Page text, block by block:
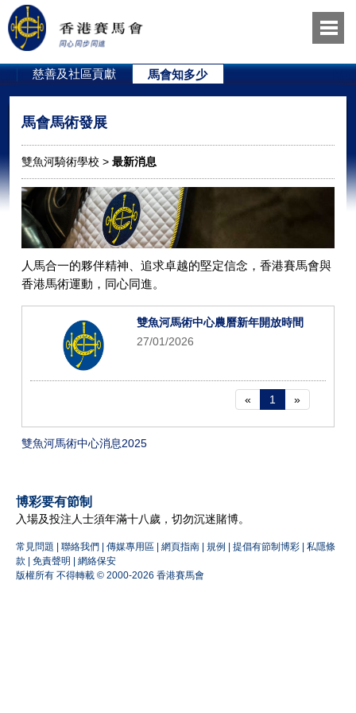
慈善及社區貢獻 馬會知多少
馬會馬術發展
雙魚河騎術學校 >最新消息
人馬合一的夥伴精神、追求卓越的堅定信念，香港賽馬會與
香港馬術運動，同心同進。
雙魚河馬術中心農曆新年開放時間
27/01/2026
« 1 »
雙魚河馬術中心消息2025
博彩要有節制
入場及投注人士須年滿十八歲，切勿沉迷賭博。
常見問題 | 聯絡我們 | 傳媒專用區 | 網頁指南 | 規例 | 提倡有節制博彩 | 私隱條
款 | 免責聲明 | 網絡保安
版權所有 不得轉載 © 2000-2026 香港賽馬會